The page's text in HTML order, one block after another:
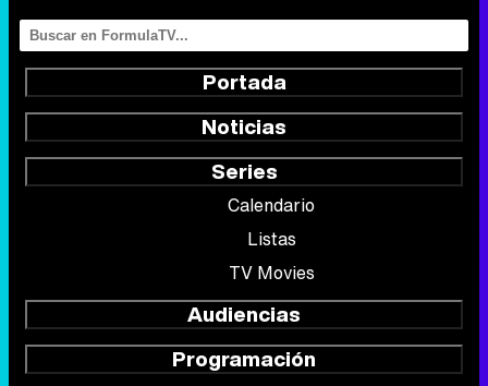
Portada
Noticias
Series
Calendario
Listas
TV Movies
Audiencias
Programación